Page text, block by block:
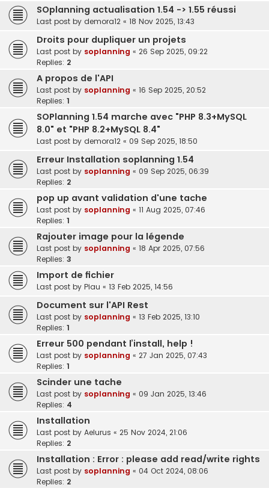
SOplanning actualisation 1.54 -> 1.55 réussi
Last post by demora12 « 18 Nov 2025, 13:43
Droits pour dupliquer un projets
Last post by soplanning « 26 Sep 2025, 09:22
Replies: 2
A propos de l'API
Last post by soplanning « 16 Sep 2025, 20:52
Replies: 1
SOPlanning 1.54 marche avec "PHP 8.3+MySQL
8.0" et "PHP 8.2+MySQL 8.4"
Last post by demora12 « 09 Sep 2025, 18:50
Erreur Installation soplanning 1.54
Last post by soplanning « 09 Sep 2025, 06:39
Replies: 2
pop up avant validation d'une tache
Last post by soplanning « 11 Aug 2025, 07:46
Replies: 1
Rajouter image pour la légende
Last post by soplanning « 18 Apr 2025, 07:56
Replies: 3
Import de fichier
Last post by Piau « 13 Feb 2025, 14:56
Document sur l'API Rest
Last post by soplanning « 13 Feb 2025, 13:10
Replies: 1
Erreur 500 pendant l’install, help !
Last post by soplanning « 27 Jan 2025, 07:43
Replies: 1
Scinder une tache
Last post by soplanning « 09 Jan 2025, 13:46
Replies: 4
Installation
Last post by Aelurus « 25 Nov 2024, 21:06
Replies: 2
Installation : Error : please add read/write rights
Last post by soplanning « 04 Oct 2024, 08:06
Replies: 2